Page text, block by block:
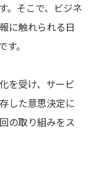
。そこで、ビジネ
に触れられる日
。
を受け、サービ
した意思決定に
の取り組みをス